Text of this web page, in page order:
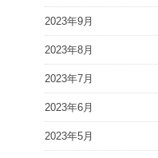
2023年9月
2023年8月
2023年7月
2023年6月
2023年5月